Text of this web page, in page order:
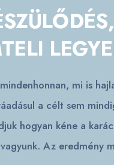
mi is
a célt sem
hogyan kéne a
Az eredmény